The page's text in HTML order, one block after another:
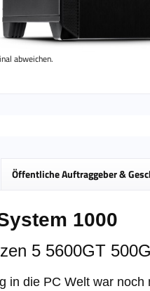
abweichen.
Öffentliche Auftraggeber &
1000
5 5600GT
in die PC Welt war